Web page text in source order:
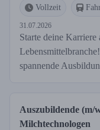
Vollzeit
31.07.2026
Starte deine
spannende
Auszubildende (m/
Milchtechnologen